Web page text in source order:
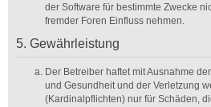
der Software für bestimmte Zwecke
fremder Foren Einfluss nehmen.
5. Gewährleistung
Der Betreiber haftet mit Ausnahme
und Gesundheit und der Verletzung
(Kardinalpflichten) nur für Schäden,